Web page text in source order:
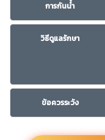
การกันน้ำ
วิธีดูแลรักษา
ข้อควรระวัง